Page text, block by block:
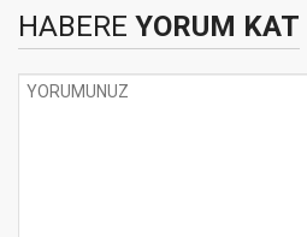
HABERE YORUM KAT